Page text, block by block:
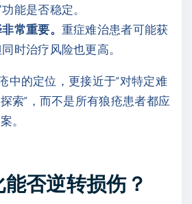
能是否稳定。
常重要。 重症难治患者可能获
时治疗风险也更高。
中的定位，更接近于“对特定难
索”，而不是所有狼疮患者都应
。
否逆转损伤？